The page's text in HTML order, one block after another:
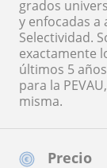
Precio
grados
y enfocadas
Selectividad.
exactamente
últimos 5
para la
misma.